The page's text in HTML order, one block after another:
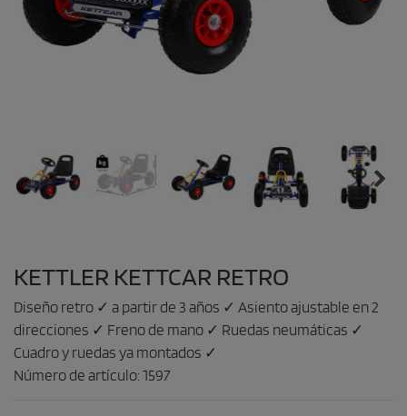
KETTLER KETTCAR RETRO
Diseño retro ✓ a partir de 3 años ✓ Asiento ajustable en 2
direcciones ✓ Freno de mano ✓ Ruedas neumáticas ✓
Cuadro y ruedas ya montados ✓
Número de artículo: 1597